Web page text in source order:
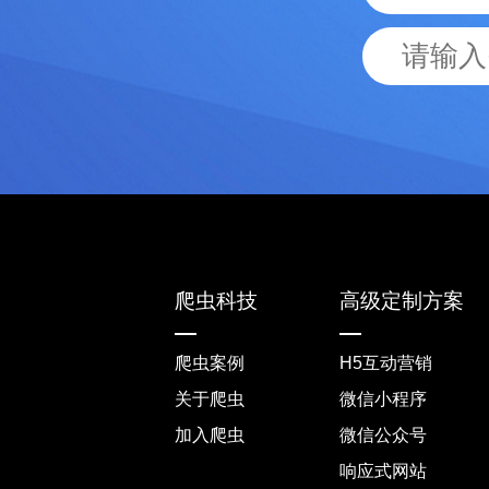
爬虫科技
爬虫案例
关于爬虫
加入爬虫
高级定制方案
H5互动营销
微信小程序
微信公众号
响应式网站